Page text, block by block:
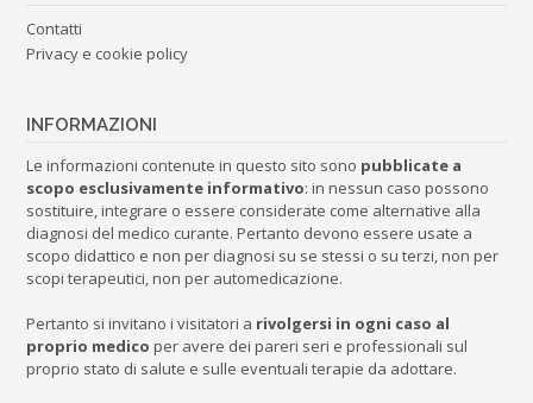
Contatti
Privacy e cookie policy
INFORMAZIONI
Le informazioni contenute in questo sito sono pubblicate a
scopo esclusivamente informativo: in nessun caso possono
sostituire, integrare o essere considerate come alternative alla
diagnosi del medico curante. Pertanto devono essere usate a
scopo didattico e non per diagnosi su se stessi o su terzi, non per
scopi terapeutici, non per automedicazione.
Pertanto si invitano i visitatori a rivolgersi in ogni caso al
proprio medico per avere dei pareri seri e professionali sul
proprio stato di salute e sulle eventuali terapie da adottare.